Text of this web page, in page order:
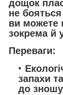
дощок
не
ви можете
зокрема й
Переваги:
запахи
до